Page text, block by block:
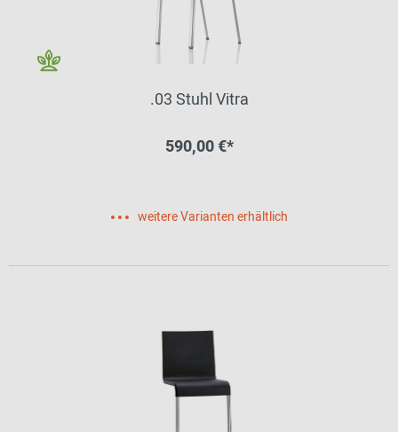
.03 Stuhl Vitra
590,00 €*
weitere Varianten erhältlich